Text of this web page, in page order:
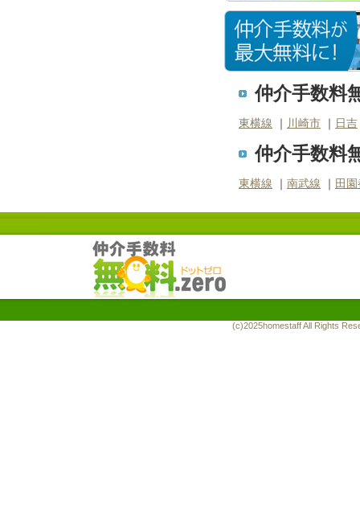
仲介手数料
東横線 ｜ 川崎市 ｜ 日吉
仲介手数料
東横線 ｜ 南武線 ｜ 田
(c)2025homestaff All Rights